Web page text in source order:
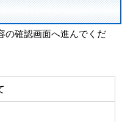
の確認画面へ進んでくだ